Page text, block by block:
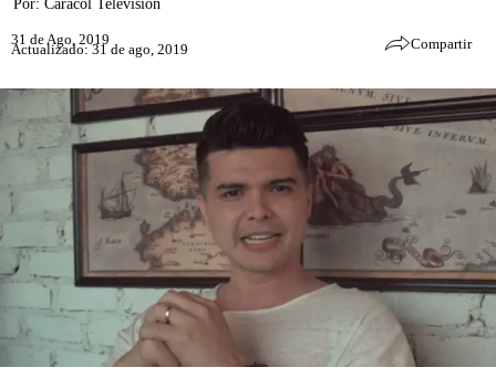
Por: Caracol Televisión
31 de Ago, 2019
Actualizado: 31 de ago, 2019 Compartir